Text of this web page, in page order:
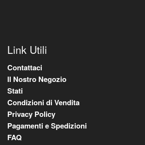
Link Utili
Contattaci
Il Nostro Negozio
Stati
Condizioni di Vendita
Privacy Policy
Pagamenti e Spedizioni
FAQ